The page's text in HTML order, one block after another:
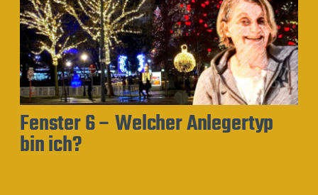
Fenster 6 – Welcher Anlegertyp
bin ich?